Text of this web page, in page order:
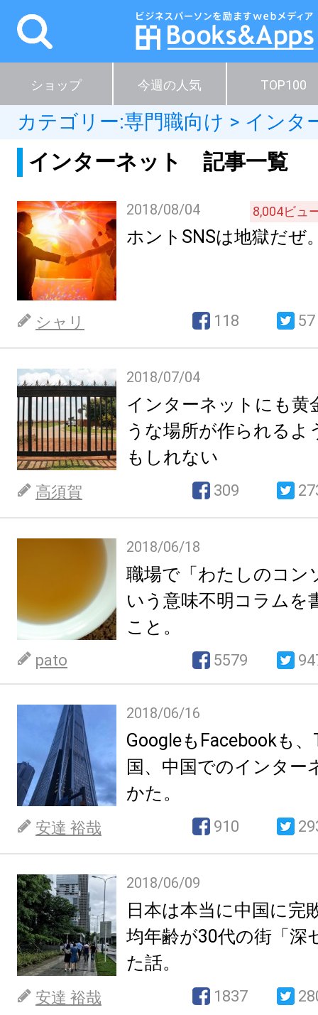
ショップ 今週の人気 TOP100
カテゴリー:専門職向け > インタ
インターネット 記事一覧
2018/08/04 8,004ビュ
ホントSNSは地獄だぜ
シャリ 118 57
2018/07/04
インターネットにも黄
うな場所が作られるよ
もしれない
高須賀 309
2018/06/18
職場で「わたしのコン
いう意味不明コラムを
こと。
pato 5579
2018/06/16
GoogleもFacebookも
国、中国でのインター
かた。
安達 裕哉 910
2018/06/09
日本は本当に中国に完
均年齢が30代の街「深
た話。
安達 裕哉 1837